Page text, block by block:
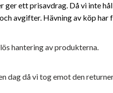
ett prisavdrag. Då vi inte
avgifter. Hävning av köp
hantering av produkterna.
dag då vi tog emot den